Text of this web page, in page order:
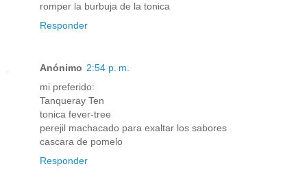
romper la burbuja de la tonica
Responder
Anónimo 2:54 p. m.
mi preferido:
Tanqueray Ten
tonica fever-tree
perejil machacado para exaltar los sabores
cascara de pomelo
Responder